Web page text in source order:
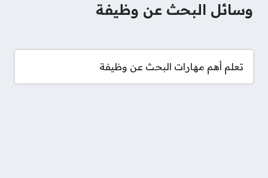
وسائل البحث عن وظيفة
تعلم أهم مهارات البحث عن وظيفة